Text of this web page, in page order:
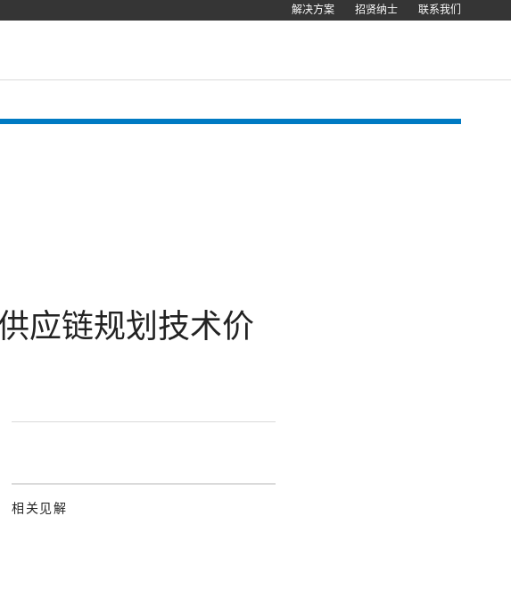
解决方案 招贤纳士 联系我们
应链规划技术价
相关见解